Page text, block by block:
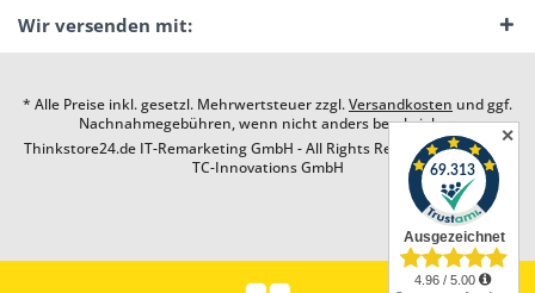
Wir versenden mit:
* Alle Preise inkl. gesetzl. Mehrwertsteuer zzgl.Versandkosten und ggf.
Nachnahmegebühren, wenn nicht anders beschrieben
Thinkstore24.de IT-Remarketing GmbH - All Rights Reserved. Design by
TC-Innovations GmbH
✕